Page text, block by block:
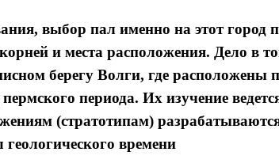
выбор пал именно на этот город
и места расположения. Дело в
берегу Волги, где
периода. Их изучение
(стратотипам)
времени